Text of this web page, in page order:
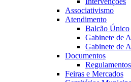
Associativismo
Atendimento
Balcão Único
Gabinete de
Gabinete de
Documentos
Regulamentos
Feiras e Mercados